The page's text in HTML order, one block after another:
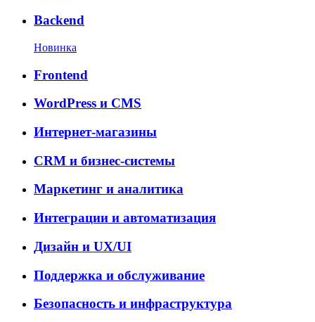
Backend
Новинка
Frontend
WordPress и CMS
Интернет-магазины
CRM и бизнес-системы
Маркетинг и аналитика
Интеграции и автоматизация
Дизайн и UX/UI
Поддержка и обслуживание
Безопасность и инфраструктура